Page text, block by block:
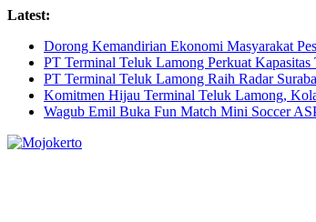
Skip
content
Latest:
Dorong Kemandirian Ekonomi Masyarakat
PT Terminal Teluk Lamong Perkuat
PT Terminal Teluk Lamong Raih Radar
Komitmen Hijau Terminal Teluk Lamong,
Wagub Emil Buka Fun Match Mini Soccer